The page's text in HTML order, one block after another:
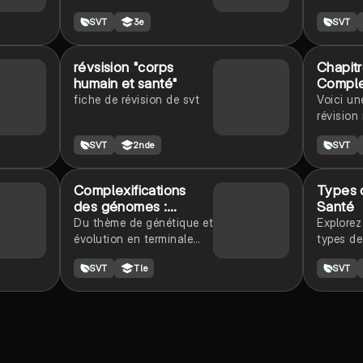
sur la génétique, les
cellules vivantes, et les
immunitaires. Idéale pour
préparer le brevet, elle
couvre les termes
chromosome, gène,
méiose, et les réactions
immunitaires face aux
infections.
SVT 3e SVT
révsision "corps
humain et santé"
fiche de révision de svt
SVT 2nde
Voici
révision
SVT
Complexifications
des génomes :
transferts horizontaux
et endosymbiosis
Du thème de génétique et
évolution en terminale
SVT Tle
Types
Santé
types
les
sur la
SVT